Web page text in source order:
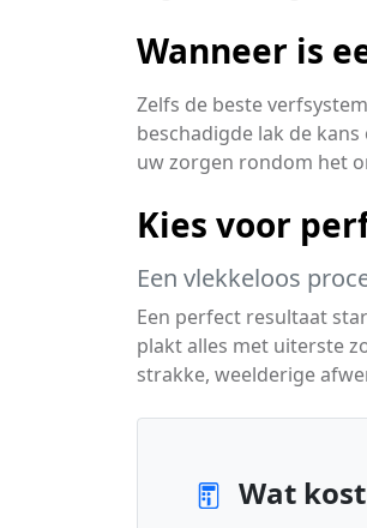
Wanneer is
Zelfs de beste
beschadigde lak de
uw zorgen rondom het
Kies voor
Een vlekkeloos
Een perfect resultaat
plakt alles met uiterste
strakke, weelderige
Wat